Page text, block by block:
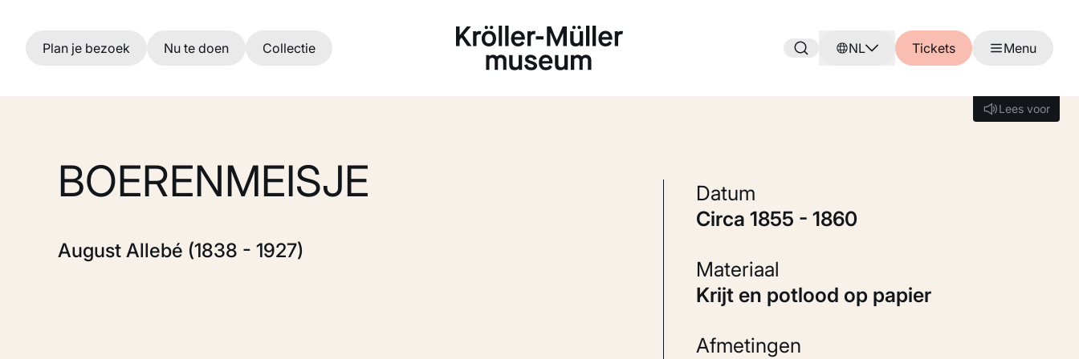
Ga naar hoofdinhoud
Plan je bezoek Nu te doen Collectie NL Tickets Menu
Lees voor
Lees voor
BOERENMEISJE
August Allebé (1838 - 1927)
Datum
circa 1855 - 1860
Materiaal
Krijt en potlood op papier
Afmetingen